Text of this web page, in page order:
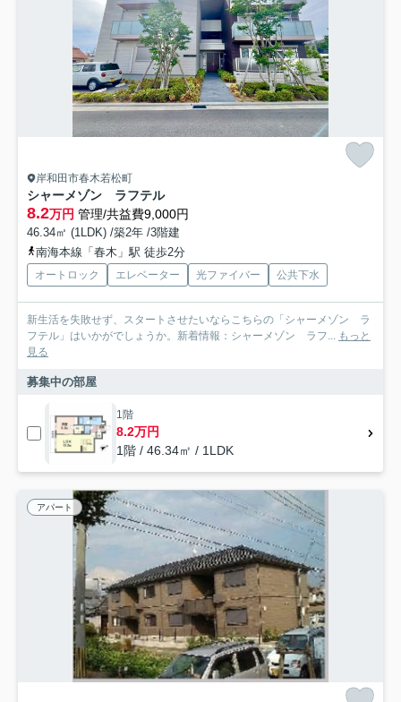
岸和田市春木若松町
シャーメゾン ラフテル
8.2万円 管理/共益費9,000円
46.34㎡ (1LDK) /築2年 /3階建
南海本線「春木」駅 徒歩2分
オートロック エレベーター 光ファイバー 公共下水
新生活を失敗せず、スタートさせたいならこちらの「シャーメゾン ラ
フテル」はいかがでしょうか。新着情報：シャーメゾン ラフ... もっと
見る
募集中の部屋
1階
8.2万円
1階 / 46.34㎡ / 1LDK
アパート